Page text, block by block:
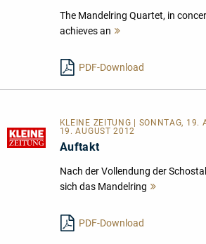
The Mandelring Quartet, in
achieves an
PDF-Download
KLEINE ZEITUNG | SONNTAG, 19.
19. AUGUST 2012
Auftakt
Nach der Vollendung der
sich das Mandelring
PDF-Download